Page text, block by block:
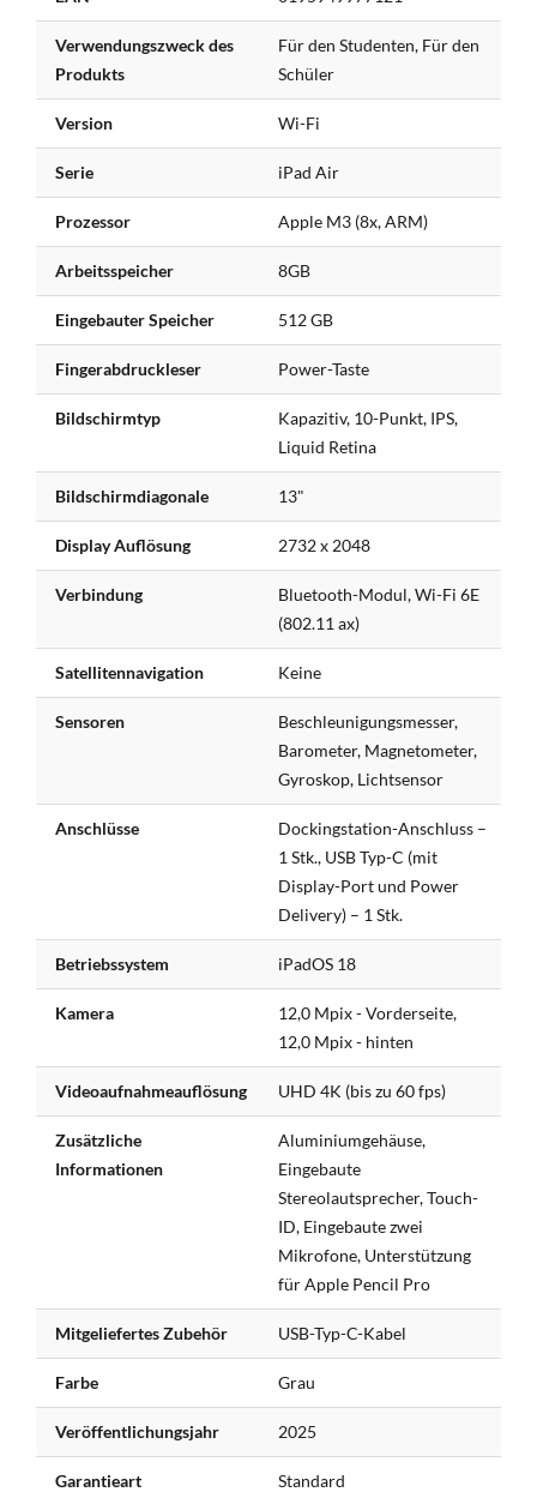
Verwendungszweck des
Produkts
Für den Studenten, Für den
Schüler
Version Wi-Fi
Serie iPad Air
Prozessor Apple M3 (8x, ARM)
Arbeitsspeicher 8GB
Eingebauter Speicher 512 GB
Fingerabdruckleser Power-Taste
Bildschirmtyp
Kapazitiv, 10-Punkt, IPS,
Liquid Retina
Bildschirmdiagonale 13"
Display Auflösung 2732 x 2048
Verbindung
Bluetooth-Modul, Wi-Fi 6E
(802.11 ax)
Satellitennavigation Keine
Sensoren
Beschleunigungsmesser,
Barometer, Magnetometer,
Gyroskop, Lichtsensor
Anschlüsse
Dockingstation-Anschluss –
1 Stk., USB Typ-C (mit
Display-Port und Power
Delivery) – 1 Stk.
Betriebssystem iPadOS 18
Kamera
12,0 Mpix - Vorderseite,
12,0 Mpix - hinten
Videoaufnahmeauflösung UHD 4K (bis zu 60 fps)
Zusätzliche
Informationen
Aluminiumgehäuse,
Eingebaute
Stereolautsprecher, Touch-
ID, Eingebaute zwei
Mikrofone, Unterstützung
für Apple Pencil Pro
Mitgeliefertes Zubehör USB-Typ-C-Kabel
Farbe Grau
Veröffentlichungsjahr 2025
Garantieart Standard